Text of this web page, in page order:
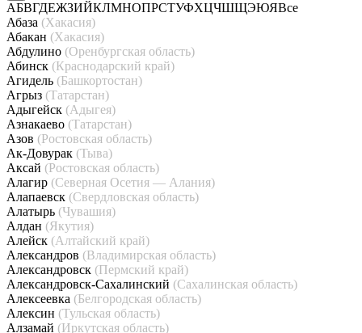
АБВГДЕЖЗИЙКЛМНОПРСТУФХЦЧШЩЭЮЯВсе
Абаза (Хакасия)
Абакан (Хакасия)
Абдулино (Оренбургская область)
Абинск (Краснодарский край)
Агидель (Башкортостан)
Агрыз (Татарстан)
Адыгейск (Адыгея)
Азнакаево (Татарстан)
Азов (Ростовская область)
Ак-Довурак (Тыва)
Аксай (Ростовская область)
Алагир (Северная Осетия — Алания)
Алапаевск (Свердловская область)
Алатырь (Чувашия)
Алдан (Якутия)
Алейск (Алтайский край)
Александров (Владимирская область)
Александровск (Пермский край)
Александровск-Сахалинский (Сахалинская область)
Алексеевка (Белгородская область)
Алексин (Тульская область)
Алзамай (Иркутская область)